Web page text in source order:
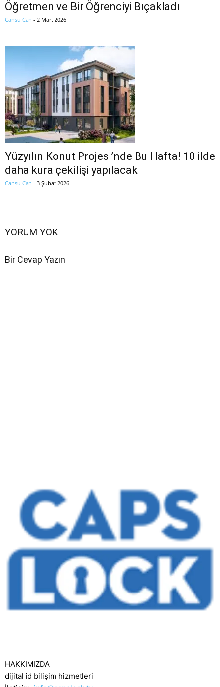
Öğretmen ve Bir Öğrenciyi Bıçakladı
Cansu Can - 2 Mart 2026
Yüzyılın Konut Projesi’nde Bu Hafta! 10 ilde
daha kura çekilişi yapılacak
Cansu Can - 3 Şubat 2026
YORUM YOK
Bir Cevap Yazın
HAKKIMIZDA
dijital id bilişim hizmetleri